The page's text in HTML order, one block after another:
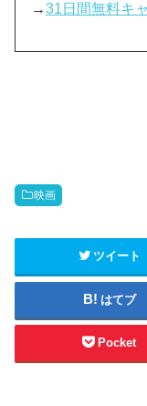
→31日間無料キ
映画
ツイート
はてブ
Pocket